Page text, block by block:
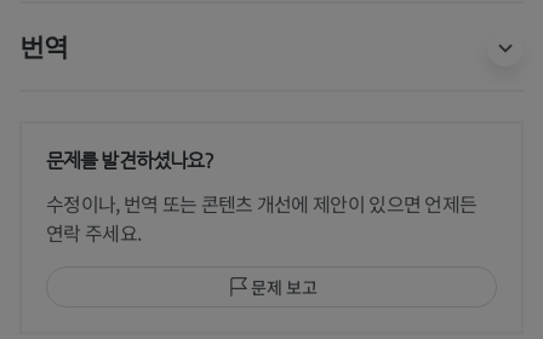
번역
문제를 발견하셨나요?
수정이나, 번역 또는 콘텐츠 개선에 제안이 있으면 언제든
연락 주세요.
문제 보고